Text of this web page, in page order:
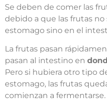
Se deben de comer las
debido a que las frutas
estomago sino en el
La frutas pasan
pasan al intestino en
Pero si hubiera otro tipo
estomago, las frutas
comienzan a fermentarse.